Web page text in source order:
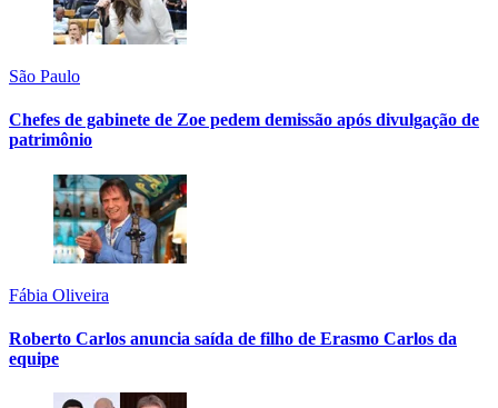
São Paulo
Chefes de gabinete de Zoe pedem demissão após divulgação de
patrimônio
Fábia Oliveira
Roberto Carlos anuncia saída de filho de Erasmo Carlos da
equipe